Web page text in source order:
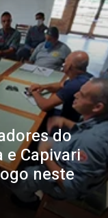
do
Capivari
neste